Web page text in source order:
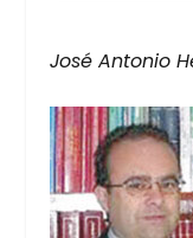
José Anto­nio